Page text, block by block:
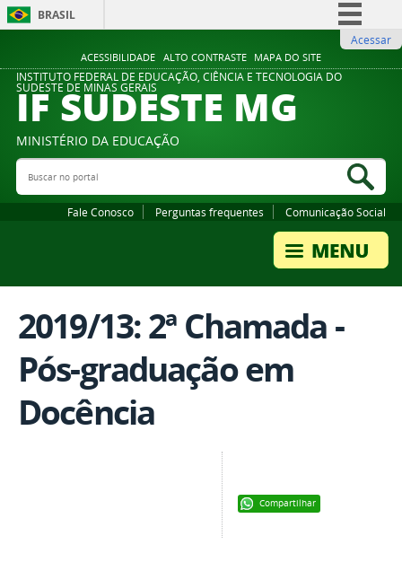
ACESSIBILIDADE ALTO CONTRASTE MAPA DO SITE
BRASIL
Comunica BR
Participe
Legislação
Acessar
INSTITUTO FEDERAL DE EDUCAÇÃO, CIÊNCIA E TECNOLOGIA DO
SUDESTE DE MINAS GERAIS
IF SUDESTE MG
MINISTÉRIO DA EDUCAÇÃO
Buscar no portal
Fale Conosco Perguntas frequentes Comunicação Social
2019/13: 2ª Chamada -
Pós-graduação em
Docência
Compartilhar